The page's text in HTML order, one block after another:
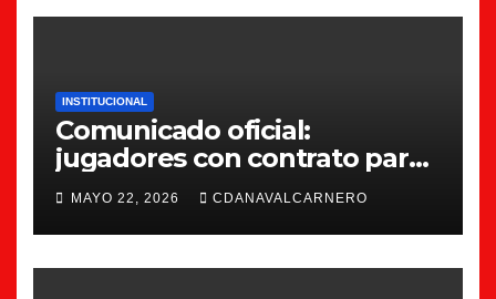
INSTITUCIONAL
Comunicado oficial:
jugadores con contrato para
la 26/27
MAYO 22, 2026 CDANAVALCARNERO